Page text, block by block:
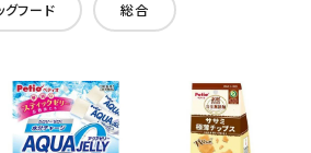
グフード 総合